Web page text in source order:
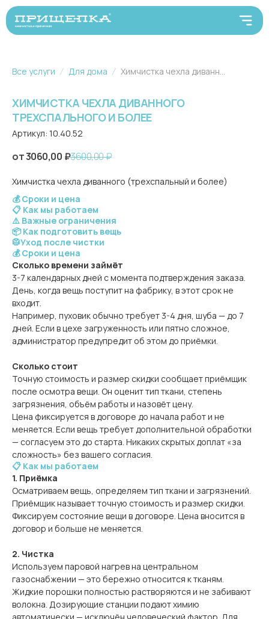
Все услуги Для дома Химчистка чехла диванного трехспального и более
ХИМЧИСТКА ЧЕХЛА ДИВАННОГО
ТРЕХСПАЛЬНОГО И БОЛЕЕ
Артикул: 10.40.52
3060,00 ₽3600,00₽
Химчистка чехла диванного (трехспальный и более)
💰 Сроки и цена
📋 Как мы работаем
⚠️ Важные ограничения
📦 Как подготовить вещь
🥼Уход после чистки
💰 Сроки и цена
Сколько времени займёт
3-7 календарных дней с момента подтверждения заказа.
День, когда вещь поступит на фабрику, в этот срок не
входит.
Например, пуховик обычно требует 3-4 дня, шуба — до 7
дней. Если в цехе загруженность или пятно сложное,
администратор предупредит об этом до приёмки.
Сколько стоит
Точную стоимость и размер скидки сообщает приёмщик
после осмотра вещи. Он оценит тип ткани, степень
загрязнения, объём работы и назовёт цену.
Цена фиксируется в договоре до начала работ и не
меняется. Если вещь требует дополнительной обработки
— согласуем это до старта. Никаких скрытых доплат «за
сложность» без вашего согласия.
📋 Как мы работаем
1. Приёмка
Осматриваем вещь, определяем тип ткани и загрязнений.
Приёмщик называет точную стоимость и размер скидки.
Фиксируем состояние вещи в договоре. Цена вносится в
договор и больше не меняется.
2. Чистка
Используем паровой нагрев на центральном
газоснабжении — это бережно относится к тканям.
Жидкие порошки полностью растворяются и не забивают
волокна. Дозирующие станции подают химию